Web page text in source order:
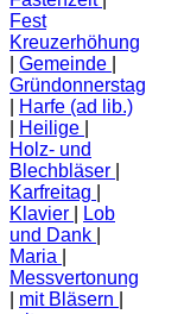
Fest
Kreuzerhöhung
Gemeinde
Gründonnerstag
Harfe (ad lib.)
Heilige
Holz- und
Blechbläser
Karfreitag
Klavier
Lob
und Dank
Maria
Messvertonung
mit Bläsern